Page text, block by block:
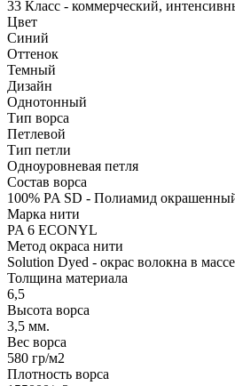
33 Класс - коммерческий,
Цвет
Синий
Оттенок
Темный
Дизайн
Однотонный
Тип ворса
Петлевой
Тип петли
Одноуровневая петля
Состав ворса
100% PA SD - Полиамид
Марка нити
PA 6 ECONYL
Метод окраса нити
Solution Dyed - окрас волокна в массе
Толщина материала
6,5
Высота ворса
3,5 мм.
Вес ворса
580 гр/м2
Плотность ворса